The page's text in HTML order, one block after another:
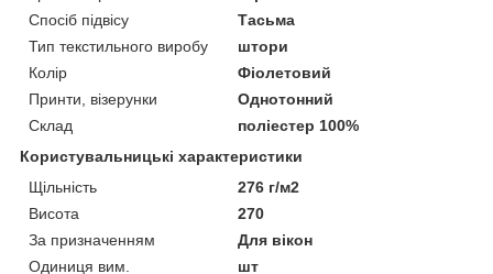
Спосіб підвісу
Тасьма
Тип текстильного виробу
штори
Колір
Фіолетовий
Принти, візерунки
Однотонний
Склад
поліестер 100%
Користувальницькі характеристики
Щільність
276 г/м2
Висота
270
За призначенням
Для вікон
Одиниця вим.
шт